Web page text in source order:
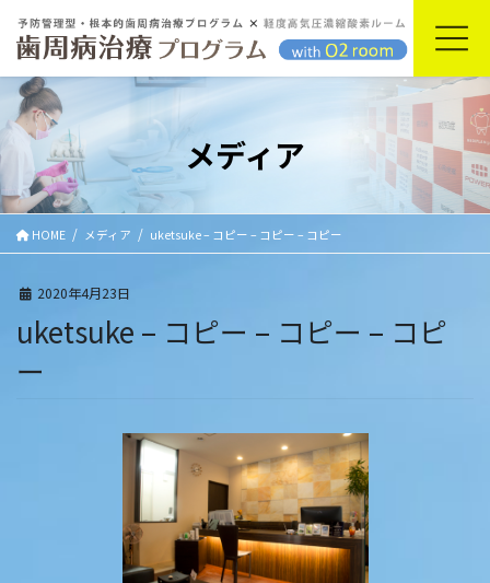
ン
に
動
ー
ョ
に
移
動
メディア
HOME メディア uketsuke – コピー – コピー – コピー
2020年4月23日
uketsuke – コピー – コピー – コピ
ー